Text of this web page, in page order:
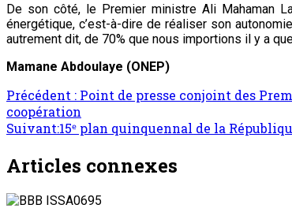
De son côté, le Premier ministre Ali Mahaman
énergétique, c’est-à-dire de réaliser son
autrement dit, de 70% que nous importions il y a
Mamane Abdoulaye (ONEP)
Précédent : Point de presse conjoint des
coopération
Suivant:15ᵉ plan quinquennal de la
Articles connexes